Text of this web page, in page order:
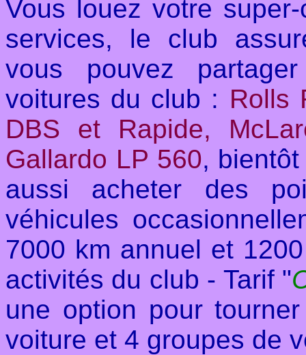
Vous louez votre
services, le club
vous pouvez
voitures du club : Rolls
DBS et Rapide,
Gallardo LP 560,
aussi acheter des
véhicules
7000 km annuel et
activités du club - Tarif "
une option pour
voiture et 4 groupes de